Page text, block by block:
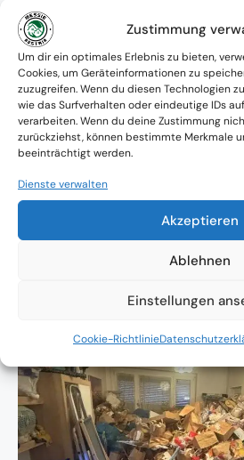
Zustimmung
Um dir ein optimales Erlebnis zu bieten,
Cookies, um Geräteinformationen zu
zuzugreifen. Wenn du diesen Technologien
wie das Surfverhalten oder eindeutige IDs
verarbeiten. Wenn du deine Zustimmung
zurückziehst, können bestimmte Merkmale
beeinträchtigt werden.
Dienste verwalten
Akzeptieren
Ablehnen
Einstellungen
Cookie-Richtlinie
Warum
Ein Team mit
Verständnis und
Absolute Diskretion &
Zusammenarbeit mit